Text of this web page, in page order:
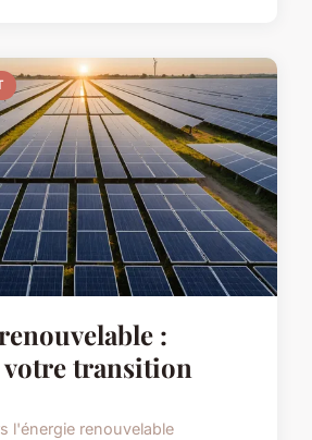
:
transition
l'énergie renouvelable